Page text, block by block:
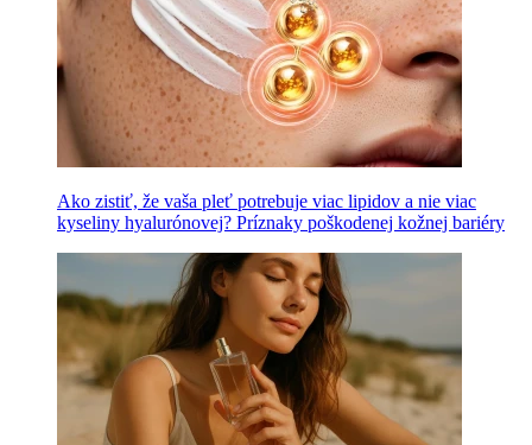
Ako zistiť, že vaša pleť potrebuje viac lipidov a nie viac
kyseliny hyalurónovej? Príznaky poškodenej kožnej bariéry